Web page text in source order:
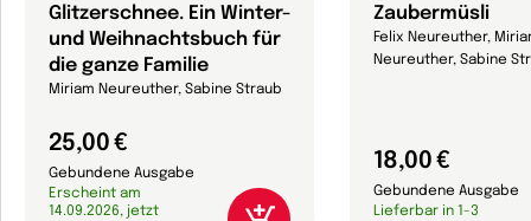
Glitzerschnee. Ein Winter-
und Weihnachtsbuch für
die ganze Familie
Miriam Neureuther, Sabine Straub
25,00 €
Gebundene Ausgabe
Erscheint am
14.09.2026, jetzt
Zaubermüsli
Felix Neureuther,
Neureuther, Sabine
18,00 €
Gebundene Ausgabe
Lieferbar in 1-3